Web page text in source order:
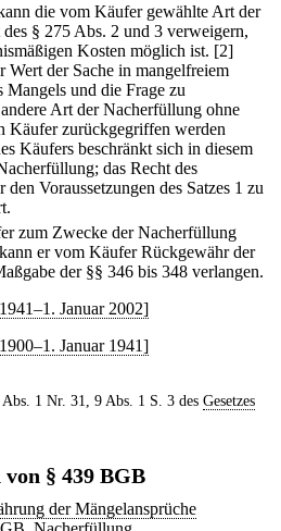
die vom Käufer gewählte Art der
§ 275 Abs. 2 und 3 verweigern,
Kosten möglich ist. [2]
Wert der Sache in mangelfreiem
Mangels und die Frage zu
Art der Nacherfüllung ohne
Käufer zurückgegriffen werden
Käufers beschränkt sich in diesem
das Recht des
Voraussetzungen des Satzes 1 zu
zum Zwecke der Nacherfüllung
er vom Käufer Rückgewähr der
der §§ 346 bis 348 verlangen.
Januar 2002]
Januar 1941]
Abs. 1 Nr. 31, 9 Abs. 1 S. 3 des Gesetzes
§ 439 BGB
der Mängelansprüche